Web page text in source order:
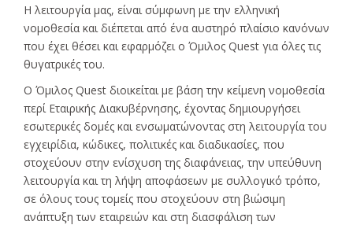
Η λειτουργία μας, είναι σύμφωνη με την ελληνική
νομοθεσία και διέπεται από ένα αυστηρό πλαίσιο κανόνων
που έχει θέσει και εφαρμόζει ο Όμιλος Quest για όλες τις
θυγατρικές του.
Ο Όμιλος Quest διοικείται με βάση την κείμενη νομοθεσία
περί Εταιρικής Διακυβέρνησης, έχοντας δημιουργήσει
εσωτερικές δομές και ενσωματώνοντας στη λειτουργία του
εγχειρίδια, κώδικες, πολιτικές και διαδικασίες, που
στοχεύουν στην ενίσχυση της διαφάνειας, την υπεύθυνη
λειτουργία και τη λήψη αποφάσεων με συλλογικό τρόπο,
σε όλους τους τομείς που στοχεύουν στη βιώσιμη
ανάπτυξη των εταιρειών και στη διασφάλιση των